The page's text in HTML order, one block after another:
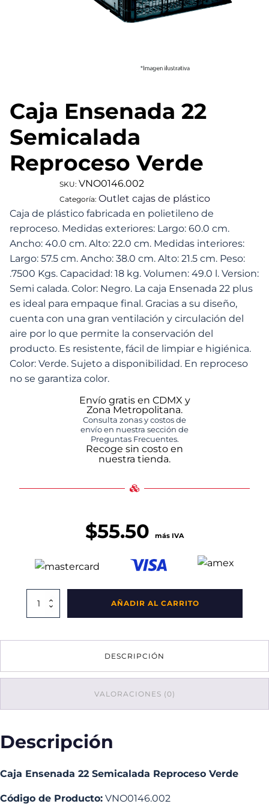
Caja Ensenada 22
Semicalada
Reproceso Verde
SKU: VNO0146.002
Categoría: Outlet cajas de plástico
Caja de plástico fabricada en polietileno de
reproceso. Medidas exteriores: Largo: 60.0 cm.
Ancho: 40.0 cm. Alto: 22.0 cm. Medidas interiores:
Largo: 57.5 cm. Ancho: 38.0 cm. Alto: 21.5 cm. Peso:
.7500 Kgs. Capacidad: 18 kg. Volumen: 49.0 l. Version:
Semi calada. Color: Negro. La caja Ensenada 22 plus
es ideal para empaque final. Gracias a su diseño,
cuenta con una gran ventilación y circulación del
aire por lo que permite la conservación del
producto. Es resistente, fácil de limpiar e higiénica.
Color: Verde. Sujeto a disponibilidad. En reproceso
no se garantiza color.
Envío gratis en CDMX y
Zona Metropolitana.
Consulta zonas y costos de
envío en nuestra sección de
Preguntas Frecuentes.
Recoge sin costo en
nuestra tienda.
$55.50 más IVA
Caja
AÑADIR AL CARRITO
DESCRIPCIÓN
VALORACIONES (0)
Descripción
Caja Ensenada 22 Semicalada Reproceso Verde
Código de Producto: VNO0146.002